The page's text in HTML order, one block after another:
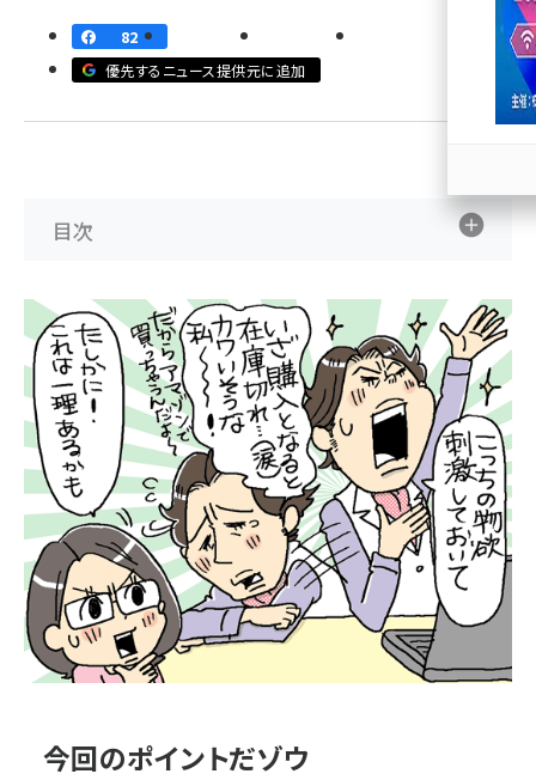
llmo (1167)
82
優先するニュース提供元に追加
目次
今回のポイントだゾウ